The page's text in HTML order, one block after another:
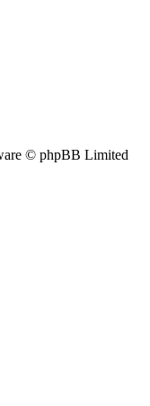
© phpBB Limited